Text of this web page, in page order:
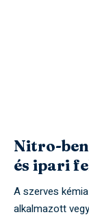
Nitro-
és ipari
A szerves
alkalmazott